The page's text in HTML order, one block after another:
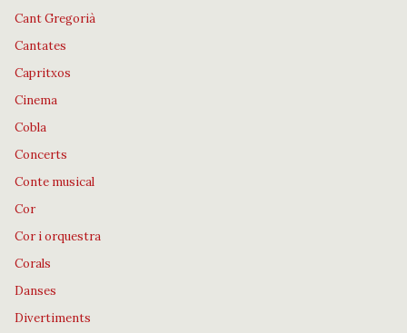
Cant Gregorià
Cantates
Capritxos
Cinema
Cobla
Concerts
Conte musical
Cor
Cor i orquestra
Corals
Danses
Divertiments